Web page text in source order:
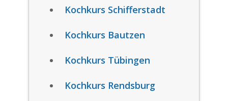
Kochkurs Schifferstadt
Kochkurs Bautzen
Kochkurs Tübingen
Kochkurs Rendsburg